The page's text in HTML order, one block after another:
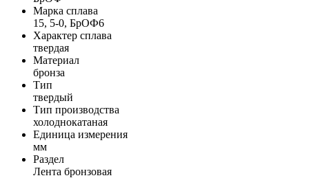
Марка сплава
15, 5-0, БрОФ6
Характер сплава
твердая
Материал
бронза
Тип
твердый
Тип производства
холоднокатаная
Единица измерения
мм
Раздел
Лента бронзовая